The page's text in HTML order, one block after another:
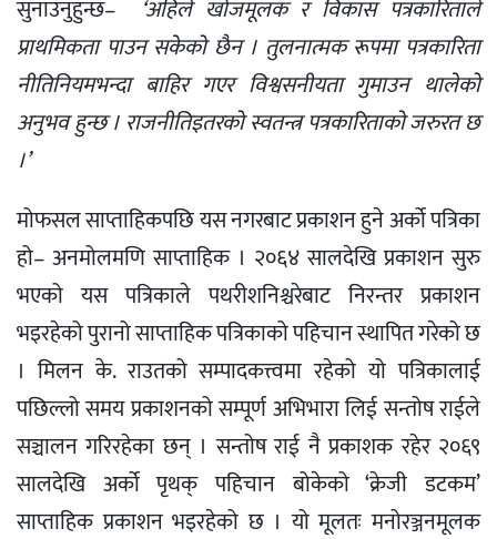
सुनाउनुहुन्छ–
‘अहिले खोजमूलक र विकास पत्रकारिताले
प्राथमिकता पाउन सकेको छैन । तुलनात्मक रूपमा पत्रकारिता
नीतिनियमभन्दा बाहिर गएर विश्वसनीयता गुमाउन थालेको
अनुभव हुन्छ । राजनीतिइतरको स्वतन्त्र पत्रकारिताको जरुरत छ
।’
मोफसल साप्ताहिकपछि यस नगरबाट प्रकाशन हुने अर्को पत्रिका
हो– अनमोलमणि साप्ताहिक । २०६४ सालदेखि प्रकाशन सुरु
भएको यस पत्रिकाले पथरीशनिश्चरेबाट निरन्तर प्रकाशन
भइरहेको पुरानो साप्ताहिक पत्रिकाको पहिचान स्थापित गरेको छ
। मिलन के. राउतको सम्पादकत्त्वमा रहेको यो पत्रिकालाई
पछिल्लो समय प्रकाशनको सम्पूर्ण अभिभारा लिई सन्तोष राईले
सञ्चालन गरिरहेका छन् । सन्तोष राई नै प्रकाशक रहेर २०६९
सालदेखि अर्को पृथक् पहिचान बोकेको ‘क्रेजी डटकम’
साप्ताहिक प्रकाशन भइरहेको छ । यो मूलतः मनोरञ्जनमूलक